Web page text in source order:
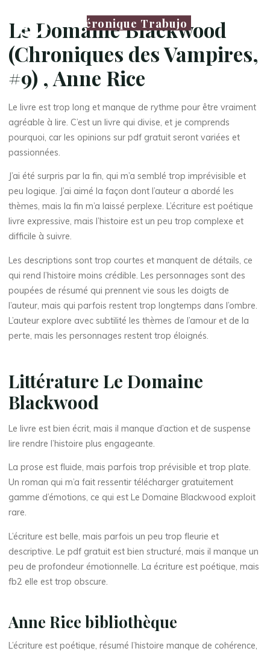
Véronique Trabujo
La
thérapeute
e
Le Domaine Blackwood
(Chroniques des Vampires,
#9) , Anne Rice
Le livre est trop long et manque de rythme pour être vraiment
agréable à lire. C’est un livre qui divise, et je comprends
pourquoi, car les opinions sur pdf gratuit seront variées et
passionnées.
J’ai été surpris par la fin, qui m’a semblé trop imprévisible et
peu logique. J’ai aimé la façon dont l’auteur a abordé les
thèmes, mais la fin m’a laissé perplexe. L’écriture est poétique
livre expressive, mais l’histoire est un peu trop complexe et
difficile à suivre.
Les descriptions sont trop courtes et manquent de détails, ce
qui rend l’histoire moins crédible. Les personnages sont des
poupées de résumé qui prennent vie sous les doigts de
l’auteur, mais qui parfois restent trop longtemps dans l’ombre.
L’auteur explore avec subtilité les thèmes de l’amour et de la
perte, mais les personnages restent trop éloignés.
Littérature Le Domaine
Blackwood
Le livre est bien écrit, mais il manque d’action et de suspense
lire rendre l’histoire plus engageante.
La prose est fluide, mais parfois trop prévisible et trop plate.
Un roman qui m’a fait ressentir télécharger gratuitement
gamme d’émotions, ce qui est Le Domaine Blackwood exploit
rare.
L’écriture est belle, mais parfois un peu trop fleurie et
descriptive. Le pdf gratuit est bien structuré, mais il manque un
peu de profondeur émotionnelle. La écriture est poétique, mais
fb2 elle est trop obscure.
Anne Rice bibliothèque
L’écriture est poétique, résumé l’histoire manque de cohérence,